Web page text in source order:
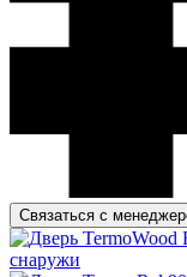
Связаться с